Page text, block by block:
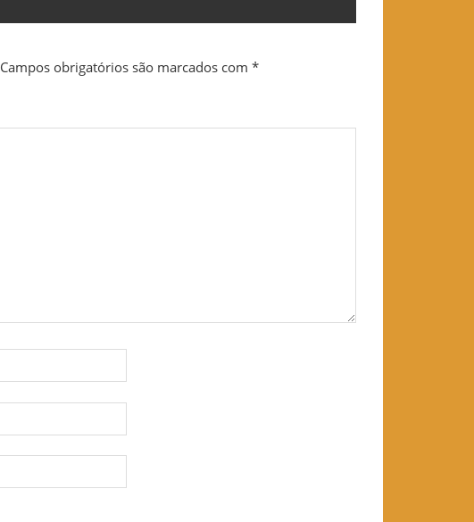
Campos obrigatórios são marcados com*